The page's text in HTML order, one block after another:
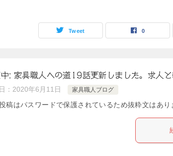
Tweet 0
: 家具職人への道19話更新しました。求人と
： 2020年6月11日 家具職人ブログ
稿はパスワードで保護されているため抜粋文はあり